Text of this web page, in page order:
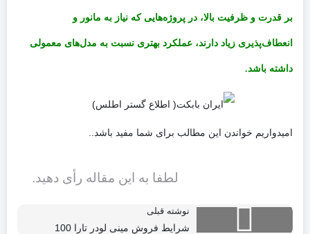
بر قدرت و ظرفیت بالا، در پروژه‌هایی که نیاز به مانور و
انعطاف‌پذیری زیاد دارند، عملکرد بهتری نسبت به مدل‌های معمولی
داشته باشد.
امیدواریم خواندن این مطالب برای شما مفید باشد..
لطفا به این مقاله رأی دهید.
نوشته قبلی
شرایط فروش مینی لودر تارا 100